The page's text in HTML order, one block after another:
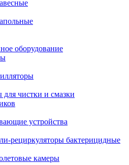
оборудование
чистки и смазки
устройства
рециркуляторы бактерицидные
камеры